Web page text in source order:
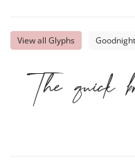
View all Glyphs
The quick